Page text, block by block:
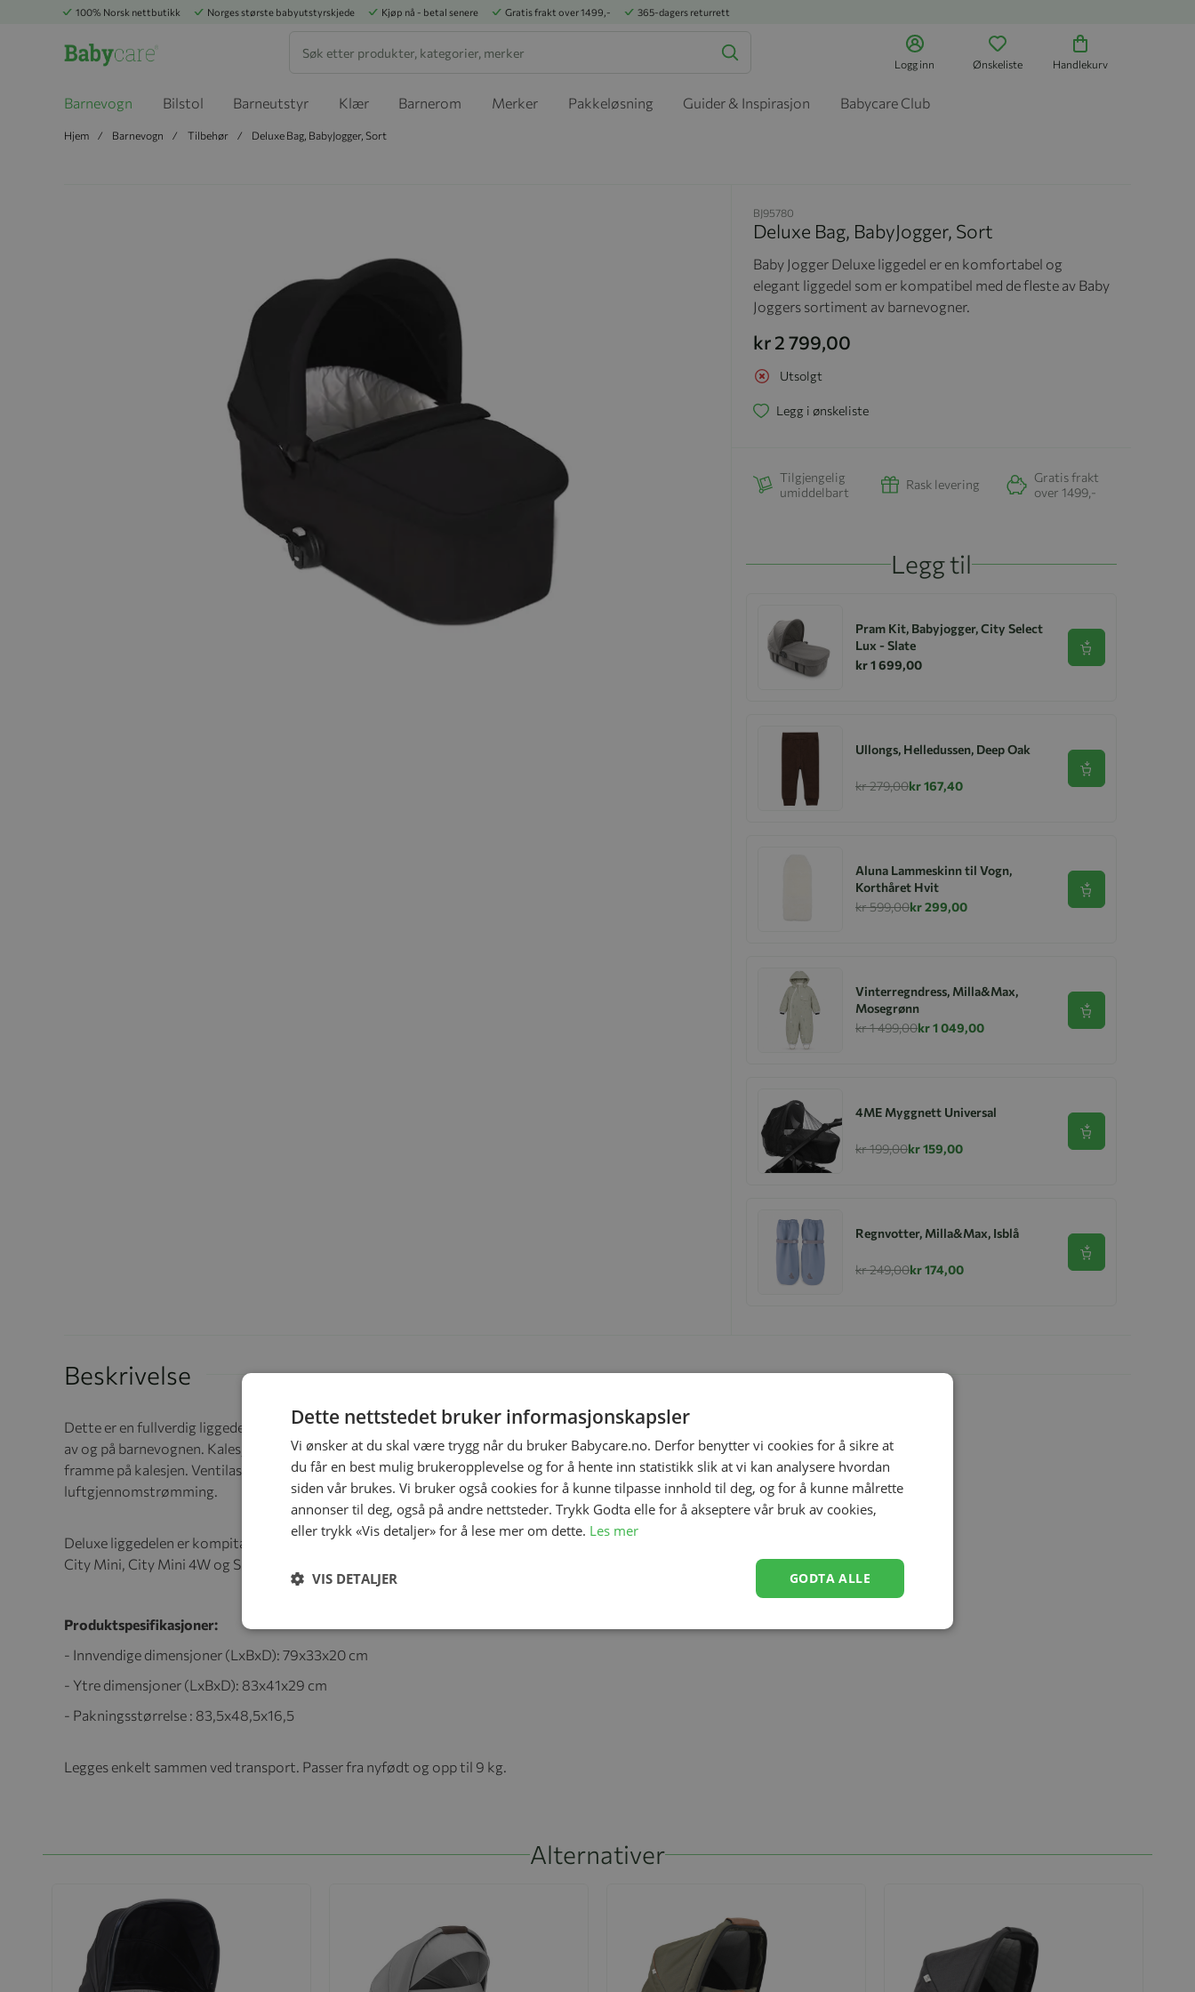
100% Norsk nettbutikk Norges største babyutstyrskjede Kjøp nå - betal senere Gratis frakt over 1499,- 365-dagers returrett
Logg inn Ønskeliste Handlekurv
Barnevogn Bilstol Barneutstyr Klær Barnerom Merker Pakkeløsning Guider & Inspirasjon Babycare Club
Hjem Barnevogn Tilbehør Deluxe Bag, BabyJogger, Sort
BJ95780
Deluxe Bag, BabyJogger, Sort
Baby Jogger Deluxe liggedel er en komfortabel og
elegant liggedel som er kompatibel med de fleste av Baby
Joggers sortiment av barnevogner.
kr 2 799,00
Utsolgt
Legg i ønskeliste
Tilgjengelig
umiddelbart
Rask levering
Gratis frakt
over 1499,-
Legg til
Pram Kit, Babyjogger, City Select
Lux - Slate
kr 1 699,00
Se produkt
Ullongs, Helledussen, Deep Oak
kr 279,00kr 167,40
Se produkt
Aluna Lammeskinn til Vogn,
Korthåret Hvit
kr 599,00kr 299,00
Se produkt
Vinterregndress, Milla&Max,
Mosegrønn
kr 1 499,00kr 1 049,00
Se produkt
4ME Myggnett Universal
kr 199,00kr 159,00
Se produkt
Regnvotter, Milla&Max, Isblå
kr 249,00kr 174,00
Se produkt
Beskrivelse
Dette er en fullverdig liggedel som tilbyr komfort. Bærehåndtak i kalesjen for å forenkle når liggedelen klikkes
av og på barnevognen. Kalesjen reguleres med to trykknapper på siden og har også en ekstra solbeskyttelse
framme på kalesjen. Ventilasjonsnett i kalesjen, og i tillegg ventilajonshull i bunn for optimal
luftgjennomstrømming.
Deluxe liggedelen er kompitabel med: City Select LUX, City Premier og City Select, City Elite, City Mini GT,
City Mini, City Mini 4W og Summit X3.
Produktspesifikasjoner:
- Innvendige dimensjoner (LxBxD): 79x33x20 cm
- Ytre dimensjoner (LxBxD): 83x41x29 cm
- Pakningsstørrelse : 83,5x48,5x16,5
Legges enkelt sammen ved transport. Passer fra nyfødt og opp til 9 kg.
Alternativer
Dette nettstedet bruker informasjonskapsler
Vi ønsker at du skal være trygg når du bruker Babycare.no. Derfor benytter vi cookies for å sikre at
du får en best mulig brukeropplevelse og for å hente inn statistikk slik at vi kan analysere hvordan
siden vår brukes. Vi bruker også cookies for å kunne tilpasse innhold til deg, og for å kunne målrette
annonser til deg, også på andre nettsteder. Trykk Godta elle for å akseptere vår bruk av cookies,
eller trykk «Vis detaljer» for å lese mer om dette. Les mer
GODTA ALLE
VIS DETALJER